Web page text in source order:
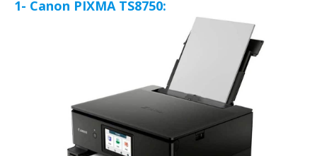
1- Canon PIXMA TS8750: